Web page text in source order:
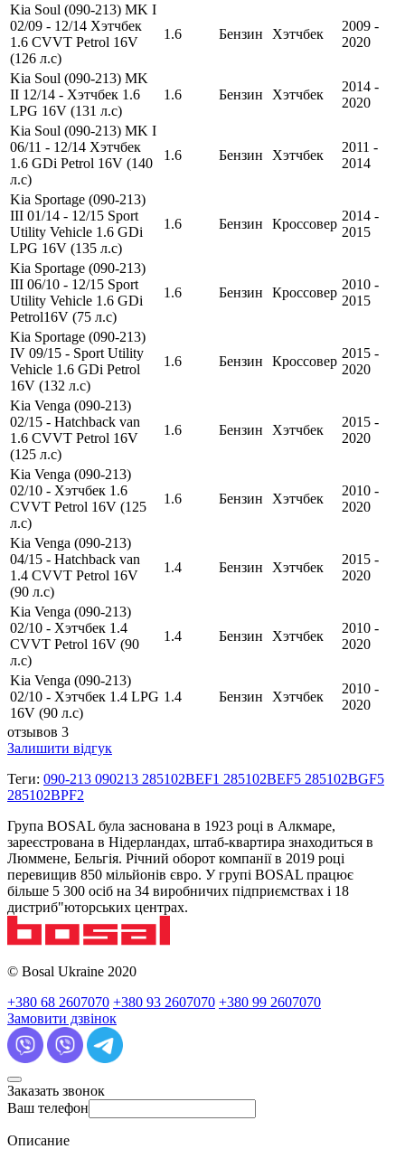
Kia Soul (090-213) MK I
02/09 - 12/14 Хэтчбек
1.6 CVVT Petrol 16V
(126 л.с)
1.6 Бензин Хэтчбек
2009 -
2020
Kia Soul (090-213) MK
II 12/14 - Хэтчбек 1.6
LPG 16V (131 л.с)
1.6 Бензин Хэтчбек
2014 -
2020
Kia Soul (090-213) MK I
06/11 - 12/14 Хэтчбек
1.6 GDi Petrol 16V (140
л.с)
1.6 Бензин Хэтчбек
2011 -
2014
Kia Sportage (090-213)
III 01/14 - 12/15 Sport
Utility Vehicle 1.6 GDi
LPG 16V (135 л.с)
1.6 Бензин Кроссовер
2014 -
2015
Kia Sportage (090-213)
III 06/10 - 12/15 Sport
Utility Vehicle 1.6 GDi
Petrol16V (75 л.с)
1.6 Бензин Кроссовер
2010 -
2015
Kia Sportage (090-213)
IV 09/15 - Sport Utility
Vehicle 1.6 GDi Petrol
16V (132 л.с)
1.6 Бензин Кроссовер
2015 -
2020
Kia Venga (090-213)
02/15 - Hatchback van
1.6 CVVT Petrol 16V
(125 л.с)
1.6 Бензин Хэтчбек
2015 -
2020
Kia Venga (090-213)
02/10 - Хэтчбек 1.6
CVVT Petrol 16V (125
л.с)
1.6 Бензин Хэтчбек
2010 -
2020
Kia Venga (090-213)
04/15 - Hatchback van
1.4 CVVT Petrol 16V
(90 л.с)
1.4 Бензин Хэтчбек
2015 -
2020
Kia Venga (090-213)
02/10 - Хэтчбек 1.4
CVVT Petrol 16V (90
л.с)
1.4 Бензин Хэтчбек
2010 -
2020
Kia Venga (090-213)
02/10 - Хэтчбек 1.4 LPG
16V (90 л.с)
1.4 Бензин Хэтчбек
2010 -
2020
отзывов 3
Залишити відгук
Теги: 090-213 090213 285102BEF1 285102BEF5 285102BGF5
285102BPF2
Група BOSAL була заснована в 1923 році в Алкмаре,
зареєстрована в Нідерландах, штаб-квартира знаходиться в
Люммене, Бельгія. Річний оборот компанії в 2019 році
перевищив 850 мільйонів євро. У групі BOSAL працює
більше 5 300 осіб на 34 виробничих підприємствах і 18
дистриб"юторських центрах.
© Bosal Ukraine 2020
+380 68 2607070 +380 93 2607070 +380 99 2607070
Замовити дзвінок
Заказать звонок
Ваш телефон
Описание